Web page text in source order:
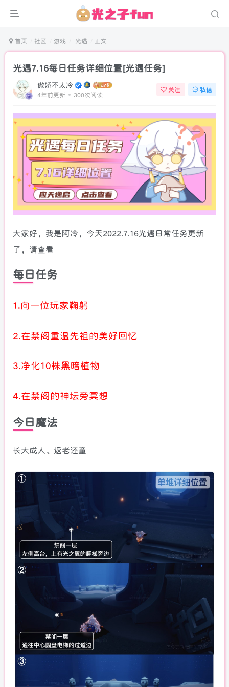
首页 社区 游戏 光遇 正文
光遇7.16每日任务详细位置[光遇任务]
傲娇不太冷
4年前更新 300次阅读
关注 私信
大家好，我是阿冷，今天2022.7.16光遇日常任务更新
了，请查看
每日任务
1.向一位玩家鞠躬
2.在禁阁重温先祖的美好回忆
3.净化10株黑暗植物
4.在禁阁的神坛旁冥想
今日魔法
长大成人、返老还童